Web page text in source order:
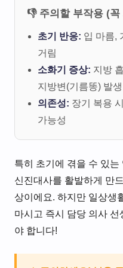
👎 주의할 부작용 (
초기 반응: 입 마름,
거림
소화기 증상: 지방
지방변(기름똥) 발생
의존성: 장기 복용
가능성
특히 초기에 겪을 수 있는
신진대사를 활발하게 만
상이에요. 하지만 일상생
마시고 즉시 담당 의사
야 합니다!